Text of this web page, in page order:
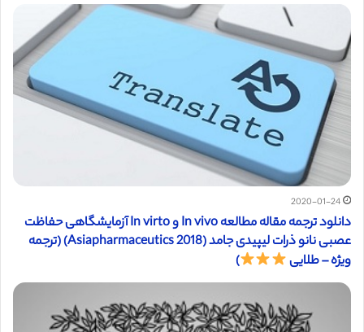
2020-01-24
دانلود ترجمه مقاله مطالعه In vivo و In virto آزمایشگاهی حفاظت
عصبی نانو ذرات لیپیدی جامد (Asiapharmaceutics 2018) (ترجمه
ویژه – طلایی
)